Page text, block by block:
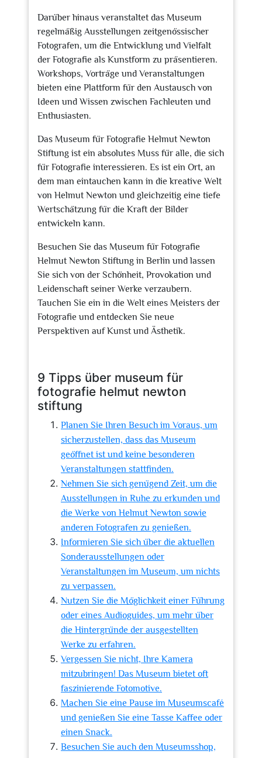
Darüber hinaus veranstaltet das Museum
regelmäßig Ausstellungen zeitgenössischer
Fotografen, um die Entwicklung und Vielfalt
der Fotografie als Kunstform zu präsentieren.
Workshops, Vorträge und Veranstaltungen
bieten eine Plattform für den Austausch von
Ideen und Wissen zwischen Fachleuten und
Enthusiasten.
Das Museum für Fotografie Helmut Newton
Stiftung ist ein absolutes Muss für alle, die sich
für Fotografie interessieren. Es ist ein Ort, an
dem man eintauchen kann in die kreative Welt
von Helmut Newton und gleichzeitig eine tiefe
Wertschätzung für die Kraft der Bilder
entwickeln kann.
Besuchen Sie das Museum für Fotografie
Helmut Newton Stiftung in Berlin und lassen
Sie sich von der Schönheit, Provokation und
Leidenschaft seiner Werke verzaubern.
Tauchen Sie ein in die Welt eines Meisters der
Fotografie und entdecken Sie neue
Perspektiven auf Kunst und Ästhetik.
9 Tipps über museum für
fotografie helmut newton
stiftung
Planen Sie Ihren Besuch im Voraus, um
sicherzustellen, dass das Museum
geöffnet ist und keine besonderen
Veranstaltungen stattfinden.
Nehmen Sie sich genügend Zeit, um die
Ausstellungen in Ruhe zu erkunden und
die Werke von Helmut Newton sowie
anderen Fotografen zu genießen.
Informieren Sie sich über die aktuellen
Sonderausstellungen oder
Veranstaltungen im Museum, um nichts
zu verpassen.
Nutzen Sie die Möglichkeit einer Führung
oder eines Audioguides, um mehr über
die Hintergründe der ausgestellten
Werke zu erfahren.
Vergessen Sie nicht, Ihre Kamera
mitzubringen! Das Museum bietet oft
faszinierende Fotomotive.
Machen Sie eine Pause im Museumscafé
und genießen Sie eine Tasse Kaffee oder
einen Snack.
Besuchen Sie auch den Museumsshop,